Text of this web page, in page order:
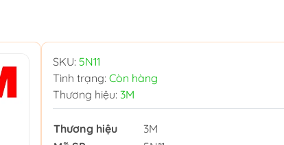
SKU: 5N11
Tình trạng: Còn hàng
Thương hiệu: 3M
Thương hiệu 3M